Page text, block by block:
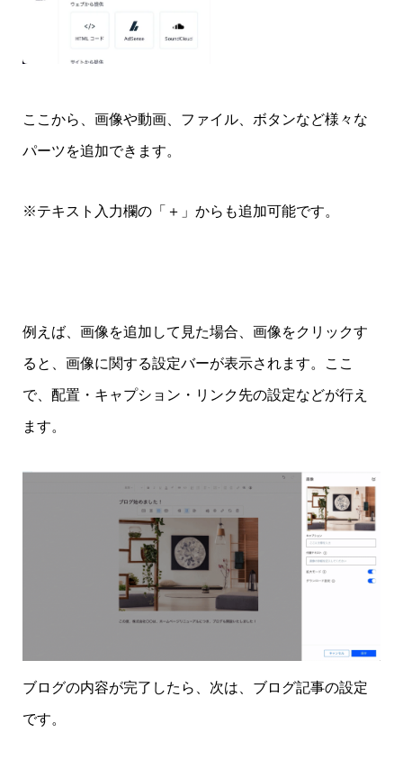
ここから、画像や動画、ファイル、ボタンなど様々な
パーツを追加できます。
※テキスト入力欄の「＋」からも追加可能です。
例えば、画像を追加して見た場合、画像をクリックす
ると、画像に関する設定バーが表示されます。ここ
で、配置・キャプション・リンク先の設定などが行え
ます。
ブログの内容が完了したら、次は、ブログ記事の設定
です。